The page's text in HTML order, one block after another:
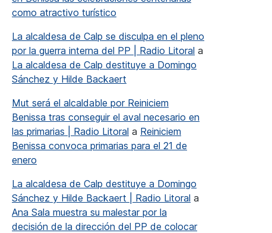
reclama medidas urgentes para asegurar el tráfico en las
como atractivo turístico
La alcaldesa de Calp se disculpa en el pleno
por la guerra interna del PP | Radio Litoral a
La alcaldesa de Calp destituye a Domingo
Sánchez y Hilde Backaert
Mut será el alcaldable por Reiniciem
Benissa tras conseguir el aval necesario en
las primarias | Radio Litoral a Reiniciem
Benissa convoca primarias para el 21 de
enero
La alcaldesa de Calp destituye a Domingo
Sánchez y Hilde Backaert | Radio Litoral a
Ana Sala muestra su malestar por la
decisión de la dirección del PP de colocar